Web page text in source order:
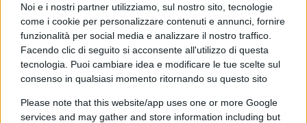
Noi e i nostri partner utilizziamo, sul nostro sito, tecnologie
come i cookie per personalizzare contenuti e annunci, fornire
funzionalità per social media e analizzare il nostro traffico.
Facendo clic di seguito si acconsente all'utilizzo di questa
tecnologia. Puoi cambiare idea e modificare le tue scelte sul
consenso in qualsiasi momento ritornando su questo sito
Please note that this website/app uses one or more Google
services and may gather and store information including but
particolarmente pesante per il Paese di Zelensky:
le forze di Putin hanno lanciato missili balistici
sulla città diPoltava, colpendo diversi edifici tra
cui un istituto scolastico e un ospedale. Bilancio
drammatico: 51 morti e oltre 250 feriti.